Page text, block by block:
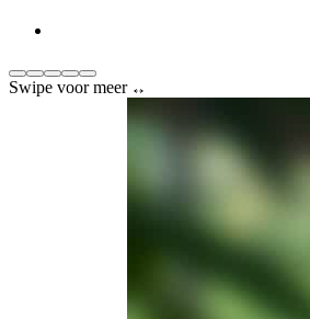
Swipe voor meer